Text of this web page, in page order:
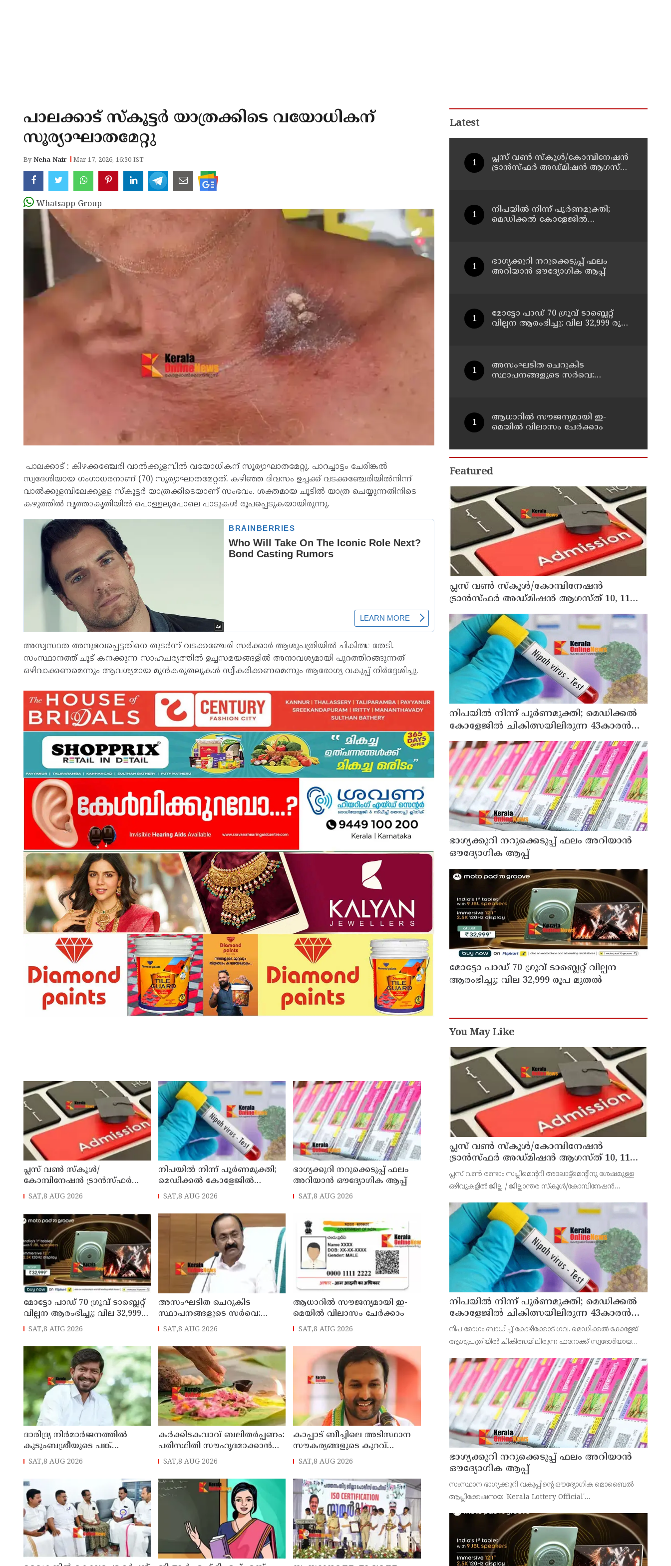
പാലക്കാട് സ്കൂട്ടർ യാത്രക്കിടെ വയോധികന്
സൂര്യാഘാതമേറ്റു
ByNeha Nair Mar 17, 2026, 16:30 IST
Whatsapp Group
പാലക്കാട് : കിഴക്കഞ്ചേരി വാൽക്കുളമ്പിൽ വയോധികന് സൂര്യാഘാതമേറ്റു. പാറച്ചാട്ടം ചേരിങ്കൽ
സ്വദേശിയായ ഗംഗാധരനാണ് (70) സൂര്യാഘാതമേറ്റത്. കഴിഞ്ഞ ദിവസം ഉച്ചക്ക് വടക്കഞ്ചേരിയിൽനിന്ന്
വാൽക്കുളമ്പിലേക്കുള്ള സ്കൂട്ടർ യാത്രക്കിടെയാണ് സംഭവം. ശക്തമായ ചൂടിൽ യാത്ര ചെയ്യുന്നതിനിടെ
കഴുത്തിൽ വൃത്താകൃതിയിൽ പൊള്ളലുപോലെ പാടുകൾ രൂപപ്പെടുകയായിരുന്നു.
അസ്വസ്ഥത അനുഭവപ്പെട്ടതിനെ തുടർന്ന് വടക്കഞ്ചേരി സർക്കാർ ആശുപത്രിയിൽ ചികിത്സ തേടി.
സംസ്ഥാനത്ത് ചൂട് കനക്കുന്ന സാഹചര്യത്തിൽ ഉച്ചസമയങ്ങളിൽ അനാവശ്യമായി പുറത്തിറങ്ങുന്നത്
ഒഴിവാക്കണമെന്നും ആവശ്യമായ മുൻകരുതലുകൾ സ്വീകരിക്കണമെന്നും ആരോഗ്യ വകുപ്പ് നിർദ്ദേശിച്ചു.
പ്ലസ് വൺ സ്‌കൂൾ/
കോമ്പിനേഷൻ ട്രാൻസ്ഫർ
അഡ്മിഷൻ ആഗസ്ത് 10, 11
SAT,8 AUG 2026
നിപയിൽ നിന്ന് പൂർണമുക്തി;
മെഡിക്കൽ കോളേജിൽ
ചികിത്സയിലിരുന്ന 43കാരൻ
SAT,8 AUG 2026
ഭാഗ്യക്കുറി നറുക്കെടുപ്പ് ഫലം
അറിയാൻ ഔദ്യോഗിക ആപ്പ്
SAT,8 AUG 2026
മോട്ടോ പാഡ് 70 ഗ്രൂവ് ടാബ്ലെറ്റ്
വില്പന ആരംഭിച്ചു; വില 32,999
രൂപ മുതൽ
SAT,8 AUG 2026
അസംഘടിത ചെറുകിട
സ്ഥാപനങ്ങളുടെ സർവെ:
കൃത്യമായ വിവരങ്ങൾ
നൽകണമെന്ന് മുഖ്യമന്ത്രി വി
ഡി സതീശൻ
SAT,8 AUG 2026
ആധാറിൽ സൗജന്യമായി ഇ-
മെയിൽ വിലാസം ചേർക്കാം
SAT,8 AUG 2026
ദാരിദ്ര്യ നിർമാർജനത്തിൽ
കുടുംബശ്രീയുടെ പങ്ക്
ശ്രദ്ധേയം: മന്ത്രി ഒ. ജെ. ജനീഷ്
SAT,8 AUG 2026
കർക്കിടകവാവ് ബലിതർപ്പണം:
പരിസ്ഥിതി സൗഹൃദമാക്കാൻ
കർശന നിർദ്ദേശവുമായി
SAT,8 AUG 2026
കാപ്പാട് ബീച്ചിലെ അടിസ്ഥാന
സൗകര്യങ്ങളുടെ കുറവ്
പരിഹരിക്കും : മന്ത്രി പി.സി
SAT,8 AUG 2026
Latest
പ്ലസ് വൺ സ്‌കൂൾ/കോമ്പിനേഷൻ
ട്രാൻസ്ഫർ അഡ്മിഷൻ ആഗസ്ത്
നിപയിൽ നിന്ന് പൂർണമുക്തി;
മെഡിക്കൽ കോളേജിൽ
ഭാഗ്യക്കുറി നറുക്കെടുപ്പ് ഫലം
അറിയാൻ ഔദ്യോഗിക ആപ്പ്
മോട്ടോ പാഡ് 70 ഗ്രൂവ് ടാബ്ലെറ്റ്
വില്പന ആരംഭിച്ചു; വില 32,999 രൂപ
അസംഘടിത ചെറുകിട
സ്ഥാപനങ്ങളുടെ സർവെ:
ആധാറിൽ സൗജന്യമായി ഇ-
മെയിൽ വിലാസം ചേർക്കാം
Featured
പ്ലസ് വൺ സ്‌കൂൾ/കോമ്പിനേഷൻ
ട്രാൻസ്ഫർ അഡ്മിഷൻ ആഗസ്ത് 10, 11
തീയതികളിൽ
നിപയിൽ നിന്ന് പൂർണമുക്തി; മെഡിക്കൽ
കോളേജിൽ ചികിത്സയിലിരുന്ന 43കാരൻ
വീട്ടിലേക്ക് മടങ്ങി
ഭാഗ്യക്കുറി നറുക്കെടുപ്പ് ഫലം അറിയാൻ
ഔദ്യോഗിക ആപ്പ്
മോട്ടോ പാഡ് 70 ഗ്രൂവ് ടാബ്ലെറ്റ് വില്പന
ആരംഭിച്ചു; വില 32,999 രൂപ മുതൽ
You May Like
പ്ലസ് വൺ സ്‌കൂൾ/കോമ്പിനേഷൻ
ട്രാൻസ്ഫർ അഡ്മിഷൻ ആഗസ്ത് 10, 11
തീയതികളിൽ
പ്ലസ് വൺ രണ്ടാം സപ്ലിമെന്ററി അലോട്ട്‌മെന്റിനു ശേഷമുള്ള
ഒഴിവുകളിൽ ജില്ല / ജില്ലാന്തര സ്‌കൂൾ/കോമ്പിനേഷൻ
ആഗസ്റ്റ് 7 ന് വൈകിട്ട് 4 മണി വരെ നൽകിയിരുന്നു
നിപയിൽ നിന്ന് പൂർണമുക്തി; മെഡിക്കൽ
കോളേജിൽ ചികിത്സയിലിരുന്ന 43കാരൻ
വീട്ടിലേക്ക് മടങ്ങി
നിപ രോഗം ബാധിച്ച് കോഴിക്കോട് ഗവ. മെഡിക്കൽ കോളേജ്
ആശുപത്രിയിൽ ചികിത്സയിലിരുന്ന ഫറോക്ക് സ്വദേശിയായ
ഭാഗ്യക്കുറി നറുക്കെടുപ്പ് ഫലം അറിയാൻ
ഔദ്യോഗിക ആപ്പ്
സംസ്ഥാന ഭാഗ്യക്കുറി വകുപ്പിന്റെ ഔദ്യോഗിക മൊബൈൽ
ആപ്ലിക്കേഷനായ 'Kerala Lottery Official'
ഭാഗ്യക്കുറി വകുപ്പ് ഡയറക്ടർ അഞ്ജു കെ എസ് അറിയിച്ചു.